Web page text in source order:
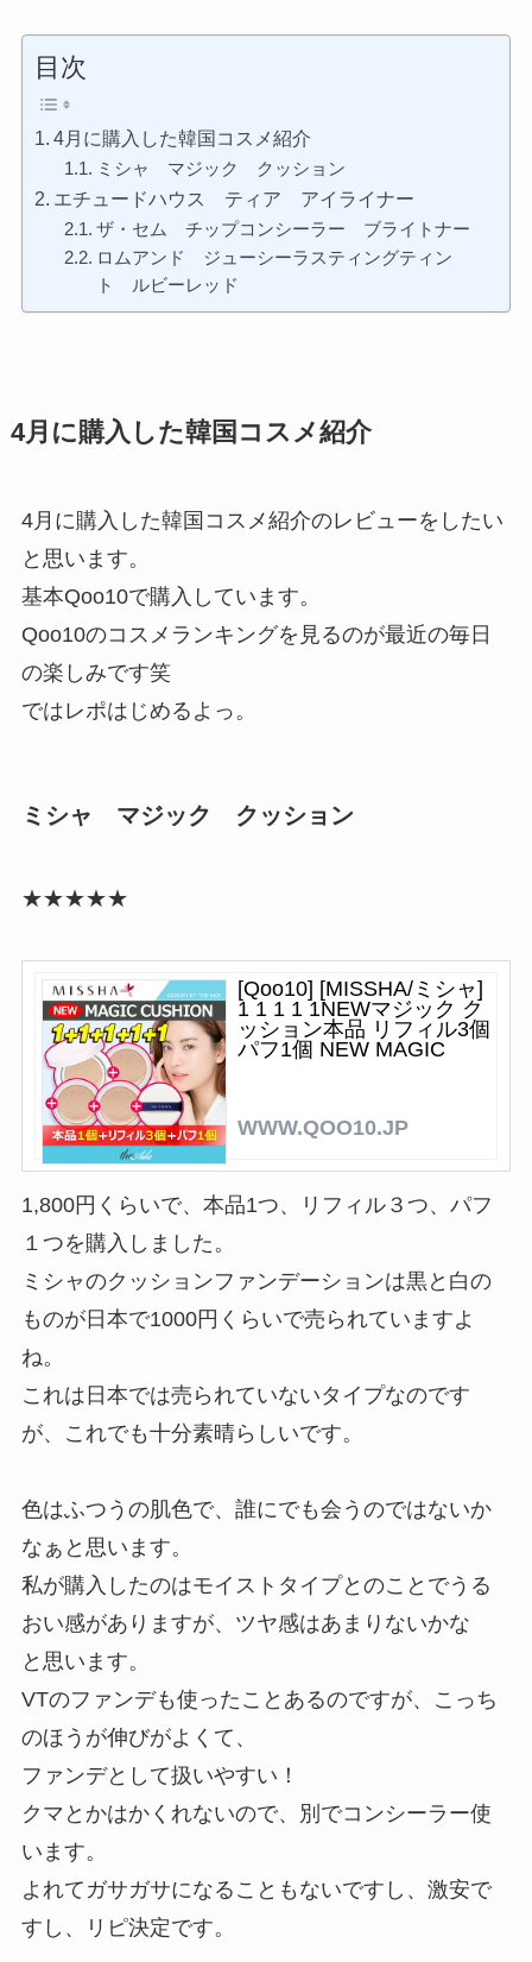
目次
4月に購入した韓国コスメ紹介
ミシャ マジック クッション
エチュードハウス ティア アイライナー
ザ・セム チップコンシーラー ブライトナー
ロムアンド ジューシーラスティングティン
ト ルビーレッド
4月に購入した韓国コスメ紹介
4月に購入した韓国コスメ紹介のレビューをしたい
と思います。
基本Qoo10で購入しています。
Qoo10のコスメランキングを見るのが最近の毎日
の楽しみです笑
ではレポはじめるよっ。
ミシャ マジック クッション
★★★★★
[Qoo10] [MISSHA/ミシャ]
1 1 1 1 1NEWマジック ク
ッション本品 リフィル3個
パフ1個 NEW MAGIC
WWW.QOO10.JP
1,800円くらいで、本品1つ、リフィル３つ、パフ
１つを購入しました。
ミシャのクッションファンデーションは黒と白の
ものが日本で1000円くらいで売られていますよ
ね。
これは日本では売られていないタイプなのです
が、これでも十分素晴らしいです。
色はふつうの肌色で、誰にでも会うのではないか
なぁと思います。
私が購入したのはモイストタイプとのことでうる
おい感がありますが、ツヤ感はあまりないかな
と思います。
VTのファンデも使ったことあるのですが、こっち
のほうが伸びがよくて、
ファンデとして扱いやすい！
クマとかはかくれないので、別でコンシーラー使
います。
よれてガサガサになることもないですし、激安で
すし、リピ決定です。